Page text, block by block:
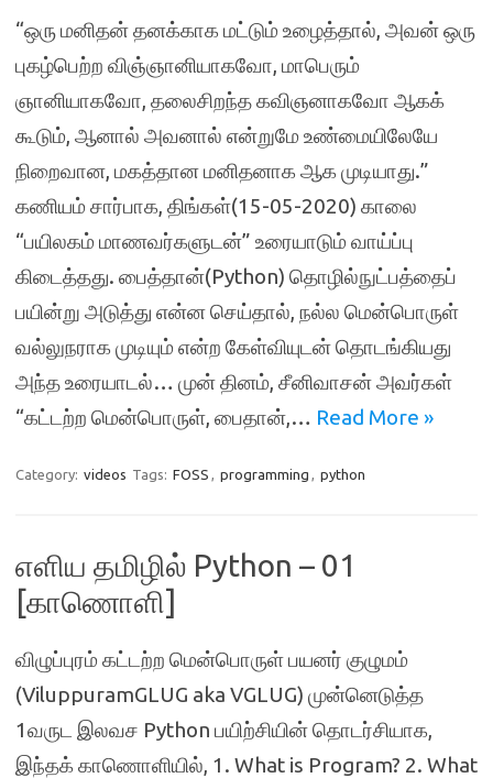
“ஒரு மனிதன் தனக்காக மட்டும் உழைத்தால், அவன் ஒரு
புகழ்பெற்ற விஞ்ஞானியாகவோ, மாபெரும்
ஞானியாகவோ, தலைசிறந்த கவிஞனாகவோ ஆகக்
கூடும், ஆனால் அவனால் என்றுமே உண்மையிலேயே
நிறைவான, மகத்தான மனிதனாக ஆக முடியாது.”
கணியம் சார்பாக, திங்கள்(15-05-2020) காலை
“பயிலகம் மாணவர்களுடன்” உரையாடும் வாய்ப்பு
கிடைத்தது. பைத்தான்(Python) தொழில்நுட்பத்தைப்
பயின்று அடுத்து என்ன செய்தால், நல்ல மென்பொருள்
வல்லுநராக முடியும் என்ற கேள்வியுடன் தொடங்கியது
அந்த உரையாடல்… முன் தினம், சீனிவாசன் அவர்கள்
“கட்டற்ற மென்பொருள், பைதான்,… Read More »
Category: videos Tags: FOSS , programming , python
எளிய தமிழில் Python – 01
[காணொளி]
விழுப்புரம் கட்டற்ற மென்பொருள் பயனர் குழுமம்
(ViluppuramGLUG aka VGLUG) முன்னெடுத்த
1வருட இலவச Python பயிற்சியின் தொடர்சியாக,
இந்தக் காணொளியில், 1. What is Program? 2. What